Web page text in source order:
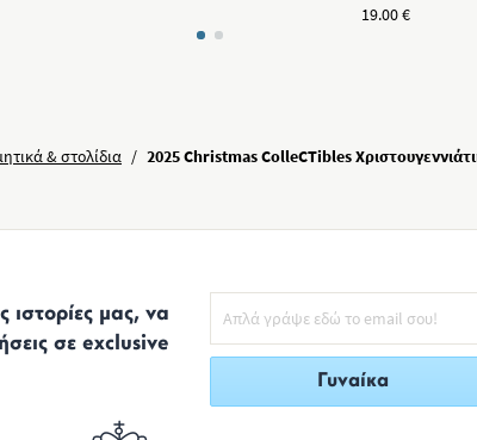
19.00€
& στολίδια / 2025 Christmas ColleCTibles
ιστορίες μας, να
σε exclusive
Γυναίκα